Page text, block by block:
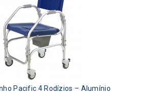
Pacific 4 Rodízios – Alumínio